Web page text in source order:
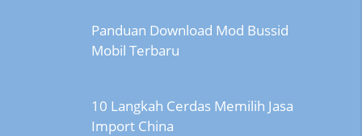
Panduan Download Mod Bussid
Mobil Terbaru
10 Langkah Cerdas Memilih Jasa
Import China